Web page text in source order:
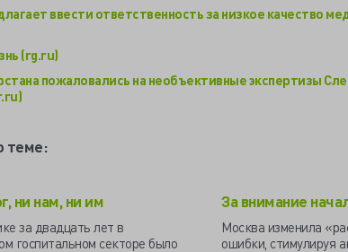
ввести ответственность за низкое качество
(rg.ru)
пожаловались на необъективные экспертизы
теме:
ни нам, ни им
за двадцать лет в
госпитальном секторе было
За внимание
Москва изменила
ошибки, стимулируя